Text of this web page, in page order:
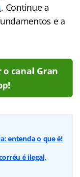
. Continue a
e a
canal Gran
entenda o que é!
é ilegal,